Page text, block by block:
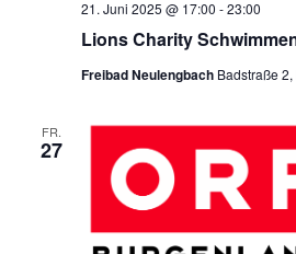
Lions Charity
21. Juni 2025 @ 17:00 -23:00
Freibad Neulengbach Badstraße
FR.
27